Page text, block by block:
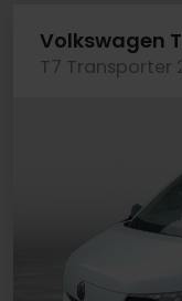
Volkswagen